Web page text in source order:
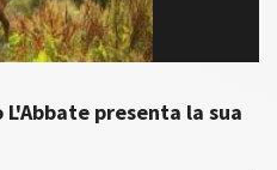
presenta la sua